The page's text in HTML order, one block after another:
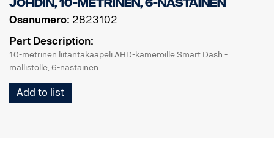
johdin, 10-metrinen, 6-nastainen
Osanumero: 2823102
Part Description:
10-metrinen liitäntäkaapeli AHD-kameroille Smart Dash -
mallistolle, 6-nastainen
Add to list